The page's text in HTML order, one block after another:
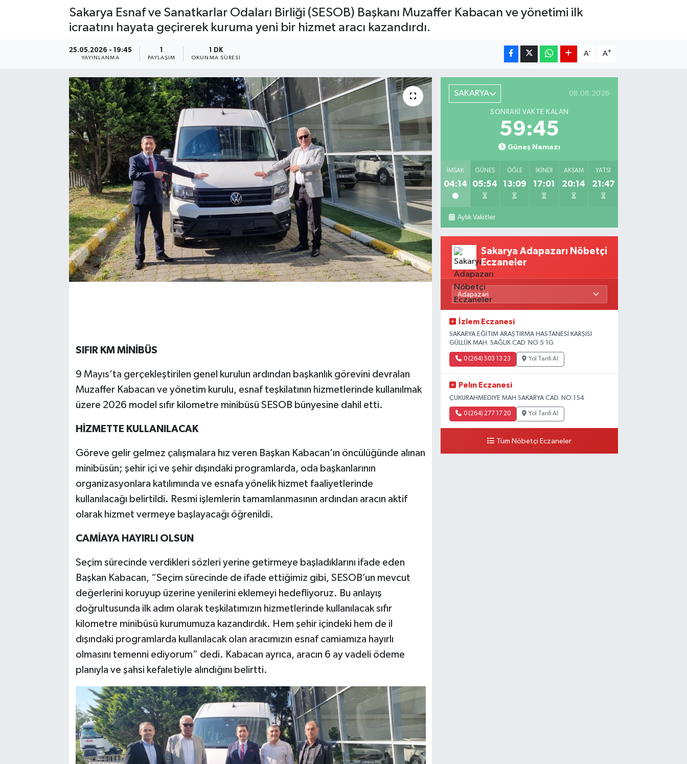
Sakarya Esnaf ve Sanatkarlar Odaları Birliği (SESOB) Başkanı Muzaffer Kabacan ve yönetimi ilk
icraatını hayata geçirerek kuruma yeni bir hizmet aracı kazandırdı.
25.05.2026 - 19:45
YAYINLANMA
1
PAYLAŞIM
1 DK
OKUNMA SÜRESI
A- A+
SIFIR KM MİNİBÜS
9 Mayıs’ta gerçekleştirilen genel kurulun ardından başkanlık görevini devralan
Muzaffer Kabacan ve yönetim kurulu, esnaf teşkilatının hizmetlerinde kullanılmak
üzere 2026 model sıfır kilometre minibüsü SESOB bünyesine dahil etti.
HİZMETTE KULLANILACAK
Göreve gelir gelmez çalışmalara hız veren Başkan Kabacan’ın öncülüğünde alınan
minibüsün; şehir içi ve şehir dışındaki programlarda, oda başkanlarının
organizasyonlara katılımında ve esnafa yönelik hizmet faaliyetlerinde
kullanılacağı belirtildi. Resmi işlemlerin tamamlanmasının ardından aracın aktif
olarak hizmet vermeye başlayacağı öğrenildi.
CAMİAYA HAYIRLI OLSUN
Seçim sürecinde verdikleri sözleri yerine getirmeye başladıklarını ifade eden
Başkan Kabacan, “Seçim sürecinde de ifade ettiğimiz gibi, SESOB’un mevcut
değerlerini koruyup üzerine yenilerini eklemeyi hedefliyoruz. Bu anlayış
doğrultusunda ilk adım olarak teşkilatımızın hizmetlerinde kullanılacak sıfır
kilometre minibüsü kurumumuza kazandırdık. Hem şehir içindeki hem de il
dışındaki programlarda kullanılacak olan aracımızın esnaf camiamıza hayırlı
olmasını temenni ediyorum” dedi. Kabacan ayrıca, aracın 6 ay vadeli ödeme
planıyla ve şahsi kefaletiyle alındığını belirtti.
SAKARYA 08.08.2026
SONRAKI VAKTE KALAN
59:44
Güneş Namazı
İMSAK
04:14
GÜNEŞ
05:54
ÖĞLE
13:09
İKINDI
17:01
AKŞAM
20:14
YATSI
21:47
Aylık Vakitler
Sakarya Adapazarı Nöbetçi
Eczaneler
İzlem Eczanesi
SAKARYA EĞİTİM ARAŞTIRMA HASTANESİ KARŞISI
GÜLLÜK MAH. SAĞLIK CAD. NO:5 1G
0 (264) 503 13 23 Yol Tarifi Al
Pelın Eczanesi
ÇUKURAHMEDIYE MAH.SAKARYA CAD. NO:154
0 (264) 277 17 20 Yol Tarifi Al
Tüm Nöbetçi Eczaneler